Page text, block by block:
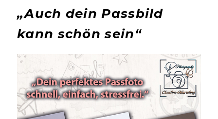
„Auch dein Passbild
kann schön sein“